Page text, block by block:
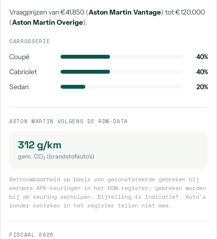
Vraagprijzen van €41.850 (Aston Martin Vantage) tot €120.000
(Aston Martin Overige).
CARROSSERIE
Coupé
40%
Cabriolet
40%
Sedan
20%
ASTON MARTIN VOLGENS DE RDW-DATA
312 g/km
gem. CO₂ (brandstofauto's)
Betrouwbaarheid op basis van geconstateerde gebreken bij
eerdere APK-keuringen in het RDW-register; gebreken worden
bij de keuring verholpen. Bijtelling is indicatief. Auto's
zonder kenteken in het register tellen niet mee.
FISCAAL 2026